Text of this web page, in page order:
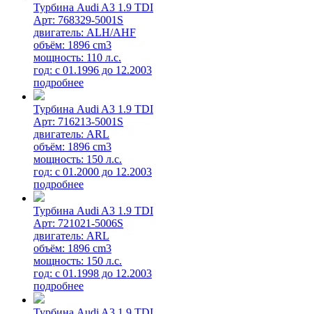
Турбина Audi A3 1.9 TDI
Арт: 768329-5001S
двигатель: ALH/AHF
объём: 1896 cm3
мощность: 110 л.с.
год: с 01.1996 до 12.2003
подробнее
Турбина Audi A3 1.9 TDI
Арт: 716213-5001S
двигатель: ARL
объём: 1896 cm3
мощность: 150 л.с.
год: с 01.2000 до 12.2003
подробнее
Турбина Audi A3 1.9 TDI
Арт: 721021-5006S
двигатель: ARL
объём: 1896 cm3
мощность: 150 л.с.
год: с 01.1998 до 12.2003
подробнее